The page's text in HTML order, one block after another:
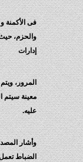
فى الأكمنة و
والحزم، حيث أن
إدارات
المرور، ويتم
معينة سيتم
عليه.
وأشار المصدر،
الضباط تعمل